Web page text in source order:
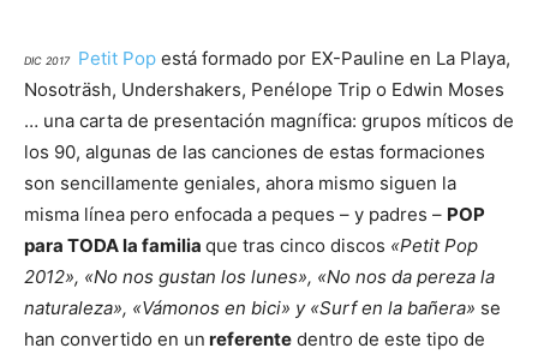
DIC 2017 Petit Pop está formado por EX-Pauline en La Playa,
Nosoträsh, Undershakers, Penélope Trip o Edwin Moses
… una carta de presentación magnífica: grupos míticos de
los 90, algunas de las canciones de estas formaciones
son sencillamente geniales, ahora mismo siguen la
misma línea pero enfocada a peques – y padres – POP
para TODA la familia que tras cinco discos «Petit Pop
2012», «No nos gustan los lunes», «No nos da pereza la
naturaleza», «Vámonos en bici» y «Surf en la bañera» se
han convertido en un referente dentro de este tipo de